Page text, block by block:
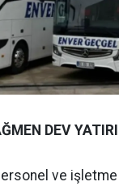
DEV
ve